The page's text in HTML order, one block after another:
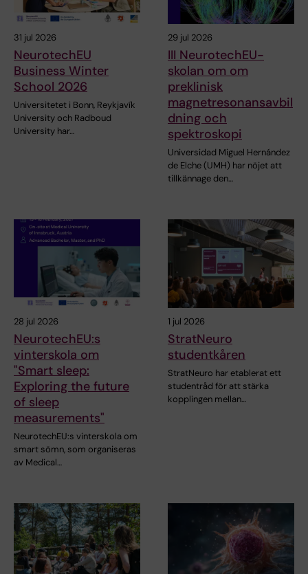
31 jul 2026
NeurotechEU
Business Winter
School 2026
Universitetet i Bonn, Reykjavík
University och Radboud
University har…
29 jul 2026
III NeurotechEU-
skolan om om
preklinisk
magnetresonansavbil
dning och
spektroskopi
Universidad Miguel Hernández
de Elche (UMH) har nöjet att
tillkännage den…
28 jul 2026
NeurotechEU:s
vinterskola om
"Smart sleep:
Exploring the future
of sleep
measurements"
NeurotechEU:s vinterskola om
smart sömn, som organiseras
av Medical…
1 jul 2026
StratNeuro
studentkåren
StratNeuro har etablerat ett
studentråd för att stärka
kopplingen mellan…